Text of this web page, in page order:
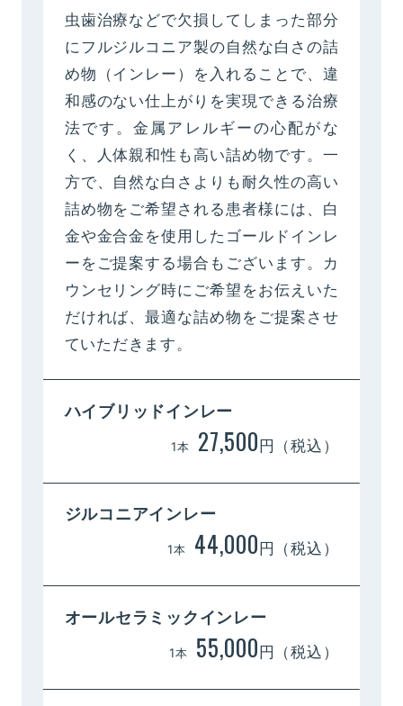
虫歯治療などで欠損してしまった部分
にフルジルコニア製の自然な白さの詰
め物（インレー）を入れることで、違
和感のない仕上がりを実現できる治療
法です。金属アレルギーの心配がな
く、人体親和性も高い詰め物です。一
方で、自然な白さよりも耐久性の高い
詰め物をご希望される患者様には、白
金や金合金を使用したゴールドインレ
ーをご提案する場合もございます。カ
ウンセリング時にご希望をお伝えいた
だければ、最適な詰め物をご提案させ
ていただきます。
ハイブリッドインレー
1本 27,500 円（税込）
ジルコニアインレー
1本 44,000 円（税込）
オールセラミックインレー
1本 55,000円（税込）